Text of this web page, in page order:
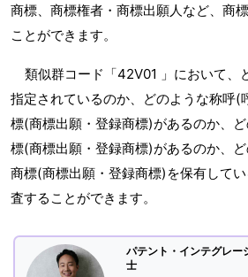
商標、商標権者・商標出願人など、商
ことができます。
類似群コード「42V01 」において、
指定されているのか、どのような称呼(
標(商標出願・登録商標)があるのか、
標(商標出願・登録商標)があるのか、
商標(商標出願・登録商標)を保有して
査することができます。
パテント・インテグレー
士